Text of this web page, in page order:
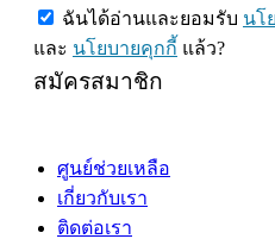
ฉันได้อ่านและยอมรับ นโ
และ นโยบายคุกกี้ แล้ว?
สมัครสมาชิก
ศูนย์ช่วยเหลือ
เกี่ยวกับเรา
ติดต่อเรา